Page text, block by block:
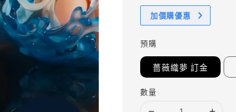
加價購優惠
預購
薔薇織夢 訂金
數量